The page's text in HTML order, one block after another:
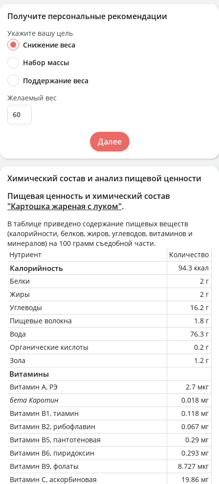
Химический состав и анализ пищевой ценности
Пищевая ценность и химический состав
"Картошка жареная с луком".
В таблице приведено содержание пищевых веществ
(калорийности, белков, жиров, углеводов, витаминов и
минералов) на 100 грамм съедобной части.
Нутриент
Количество
Калорийность
94.3 ккал
Белки
2 г
Жиры
2 г
Углеводы
16.2 г
Пищевые волокна
1.8 г
Вода
76.3 г
Органические кислоты
0.2 г
Зола
1.2 г
Витамины
Витамин А, РЭ
2.7 мкг
бета Каротин
0.018 мг
Витамин В1, тиамин
0.118 мг
Витамин В2, рибофлавин
0.067 мг
Витамин В5, пантотеновая
0.29 мг
Витамин В6, пиридоксин
0.293 мг
Витамин В9, фолаты
8.727 мкг
Витамин C, аскорбиновая
19.86 мг
Получите персональные рекомендации
Укажите вашу цель
Снижение веса
Набор массы
Поддержание веса
Желаемый вес
Далее